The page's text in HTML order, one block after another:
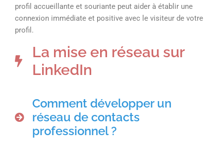
profil accueillante et souriante peut aider à établir une
connexion immédiate et positive avec le visiteur de votre
profil.
La mise en réseau sur
LinkedIn
Comment développer un
réseau de contacts
professionnel ?